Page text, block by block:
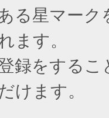
る星マー
ます。
録をする
けます。